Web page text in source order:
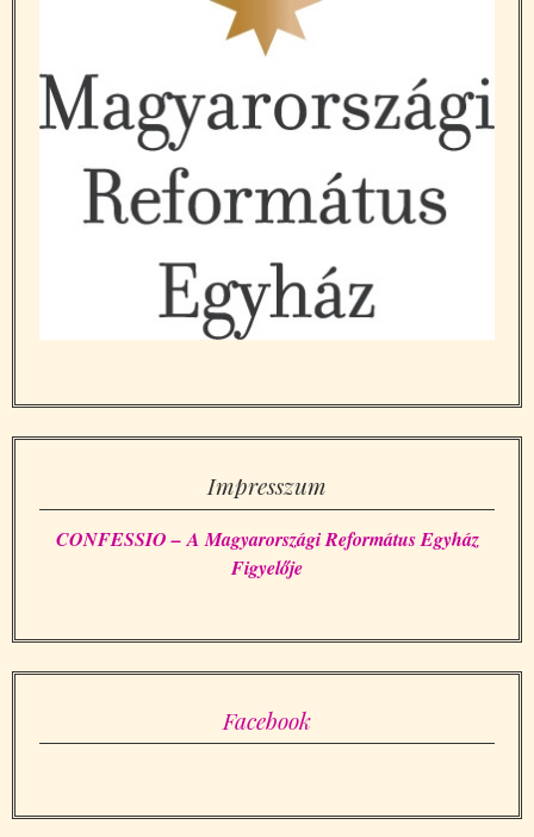
Impresszum
CONFESSIO – A Magyarországi Református Egyház
Figyelője
Facebook